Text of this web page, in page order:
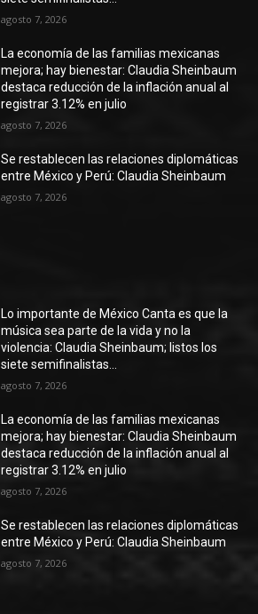
agosto 7, 2026
La economía de las familias mexicanas
mejora; hay bienestar: Claudia Sheinbaum
destaca reducción de la inflación anual al
registrar 3.12% en julio
agosto 7, 2026
Se restablecen las relaciones diplomáticas
entre México y Perú: Claudia Sheinbaum
agosto 7, 2026
Lo importante de México Canta es que la
música sea parte de la vida y no la
violencia: Claudia Sheinbaum; listos los
siete semifinalistas...
agosto 7, 2026
La economía de las familias mexicanas
mejora; hay bienestar: Claudia Sheinbaum
destaca reducción de la inflación anual al
registrar 3.12% en julio
agosto 7, 2026
Se restablecen las relaciones diplomáticas
entre México y Perú: Claudia Sheinbaum
agosto 7, 2026